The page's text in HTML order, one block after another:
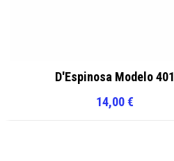
D'Espinosa Modelo 401
14,00€